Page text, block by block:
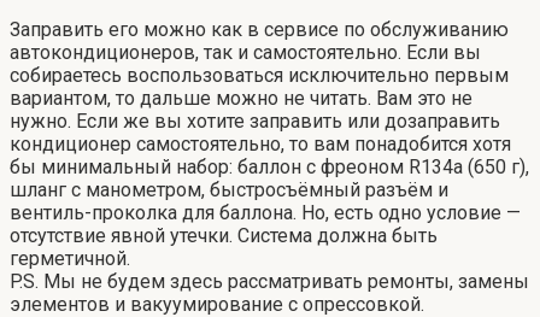
Заправить его можно как в сервисе по обслуживанию
автокондиционеров, так и самостоятельно. Если вы
собираетесь воспользоваться исключительно первым
вариантом, то дальше можно не читать. Вам это не
нужно. Если же вы хотите заправить или дозаправить
кондиционер самостоятельно, то вам понадобится хотя
бы минимальный набор: баллон с фреоном R134a (650 г),
шланг с манометром, быстросъёмный разъём и
вентиль-проколка для баллона. Но, есть одно условие —
отсутствие явной утечки. Система должна быть
герметичной.
P.S. Мы не будем здесь рассматривать ремонты, замены
элементов и вакуумирование с опрессовкой.